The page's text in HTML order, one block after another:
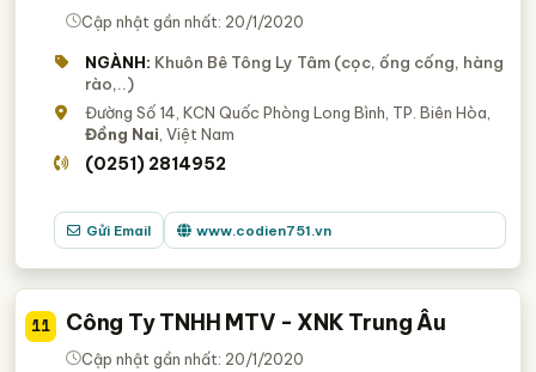
Cập nhật gần nhất: 20/1/2020
NGÀNH: Khuôn Bê Tông Ly Tâm (cọc, ống cống, hàng
rào,..)
Đường Số 14, KCN Quốc Phòng Long Bình, TP. Biên Hòa,
Đồng Nai , Việt Nam
(0251) 2814952
Gửi Email www.codien751.vn
11 Công Ty TNHH MTV - XNK Trung Âu
Cập nhật gần nhất: 20/1/2020